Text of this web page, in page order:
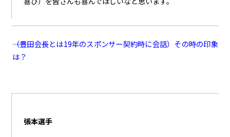
――（豊田会長とは19年のスポンサー契約時に会話）その時の印象
は？
張本選手